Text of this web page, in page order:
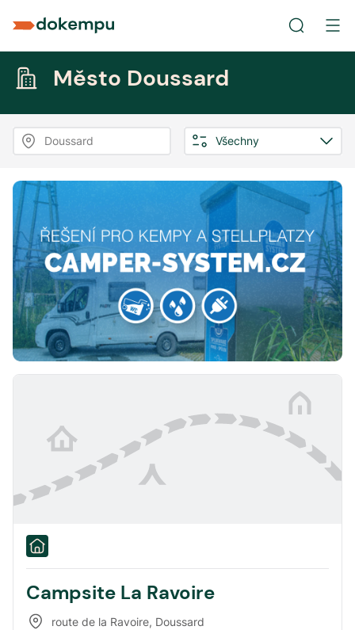
Město Doussard
Doussard Všechny
Campsite La Ravoire
route de la Ravoire, Doussard